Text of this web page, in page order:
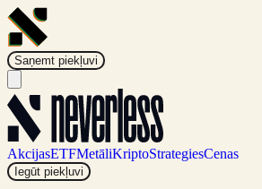
Saņemt piekļuvi
AkcijasETFMetāliKriptoStrategiesCenas
Iegūt piekļuvi